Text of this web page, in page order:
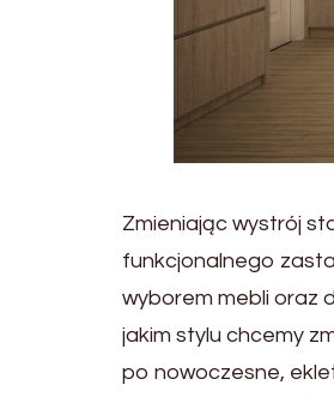
Zmieniając wystrój
funkcjonalnego
wyborem mebli oraz
jakim stylu chcemy
po nowoczesne,